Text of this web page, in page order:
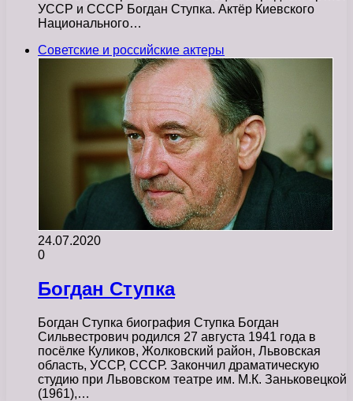
УССР и СССР Богдан Ступка. Актёр Киевского
Национального…
Советские и российские актеры
24.07.2020
0
Богдан Ступка
Богдан Ступка биография Ступка Богдан
Сильвестрович родился 27 августа 1941 года в
посёлке Куликов, Жолковский район, Львовская
область, УССР, СССР. Закончил драматическую
студию при Львовском театре им. М.К. Заньковецкой
(1961),…